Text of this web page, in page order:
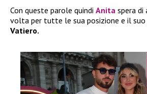
Con queste parole quindi Anita spera di
volta per tutte le sua posizione e il
Vatiero.